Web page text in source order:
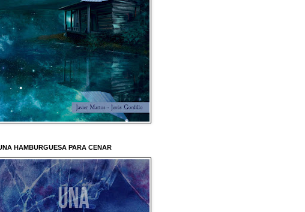
HAMBURGUESA PARA CENAR